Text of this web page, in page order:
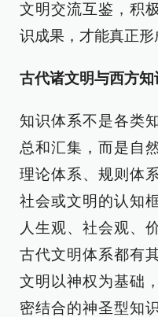
文明交流互鉴，积
识成果，才能真正形
古代诸文明与西方
知识体系不是各类
总和汇集，而是自
理论体系、规则体
社会或文明的认知
人生观、社会观、
古代文明体系都有
文明以神权为基础
密结合的神圣型知